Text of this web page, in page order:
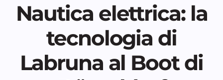
Nautica elettrica: la
tecnologia di
Labruna al Boot di